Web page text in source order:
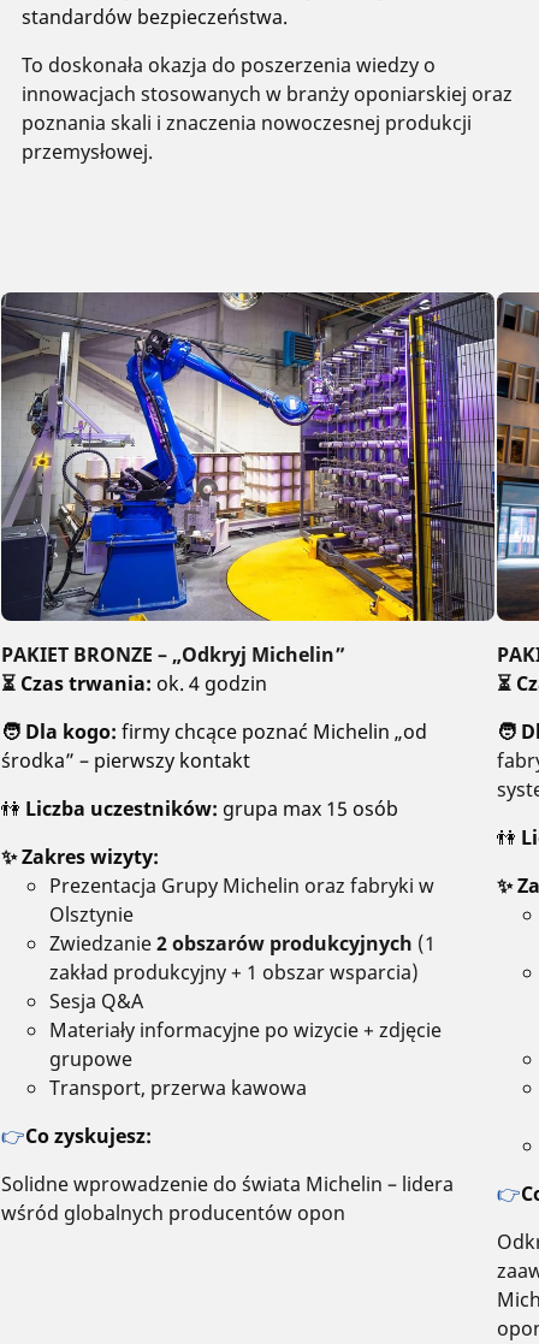
standardów bezpieczeństwa.
To doskonała okazja do poszerzenia wiedzy o
innowacjach stosowanych w branży oponiarskiej oraz
poznania skali i znaczenia nowoczesnej produkcji
przemysłowej.
PAKIET BRONZE – „Odkryj Michelin”
⏳ Czas trwania: ok. 4 godzin
🧑 Dla kogo: firmy chcące poznać Michelin „od
środka” – pierwszy kontakt
👫 Liczba uczestników: grupa max 15 osób
✨ Zakres wizyty:
Prezentacja Grupy Michelin oraz fabryki w
Olsztynie
Zwiedzanie2 obszarów produkcyjnych (1
zakład produkcyjny + 1 obszar wsparcia)
Sesja Q&A
Materiały informacyjne po wizycie + zdjęcie
grupowe
Transport, przerwa kawowa
👉Co zyskujesz:
Solidne wprowadzenie do świata Michelin – lidera
wśród globalnych producentów opon
⏳
🧑
👫
✨
👉